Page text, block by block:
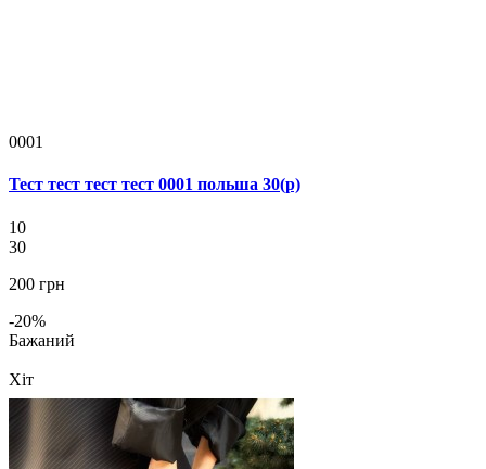
0001
Тест тест тест тест 0001 польша 30(р)
10
30
200 грн
-20%
Бажаний
Хіт